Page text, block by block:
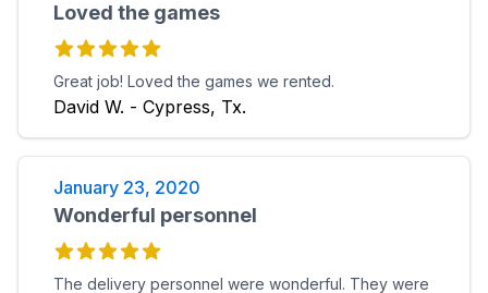
Loved the games
Great job! Loved the games we rented.
David W. - Cypress, Tx.
January 23, 2020
Wonderful personnel
The delivery personnel were wonderful. They were